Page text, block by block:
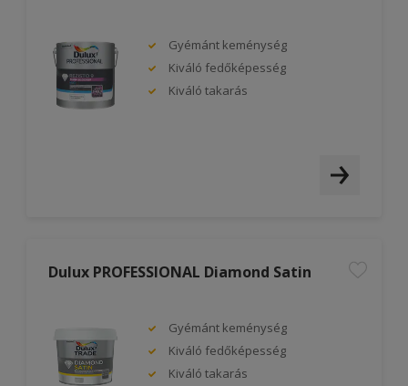
Gyémánt keménység
Kiváló fedőképesség
Kiváló takarás
Dulux PROFESSIONAL Diamond Satin
Gyémánt keménység
Kiváló fedőképesség
Kiváló takarás